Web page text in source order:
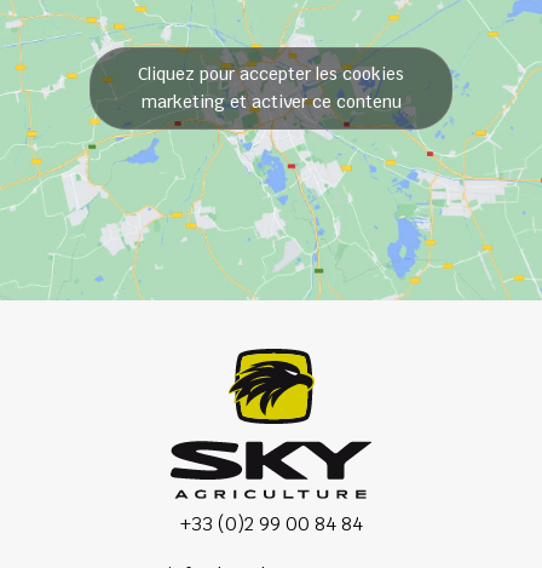
Cliquez pour accepter les cookies
marketing et activer ce contenu
+33 (0)2 99 00 84 84